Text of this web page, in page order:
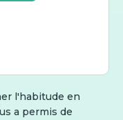
l'habitude en
a permis de